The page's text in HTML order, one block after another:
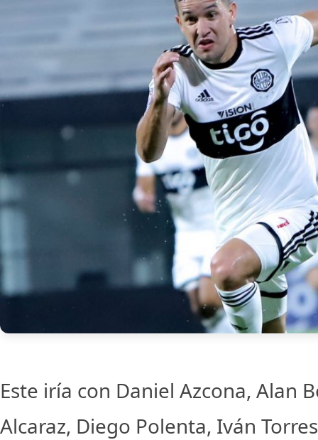
Este iría con Daniel Azcona, Alan
Alcaraz, Diego Polenta, Iván